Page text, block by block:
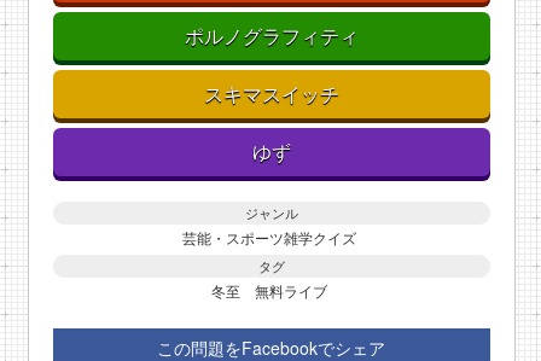
ポルノグラフィティ
スキマスイッチ
ゆず
ジャンル
芸能・スポーツ雑学クイズ
タグ
冬至 無料ライブ
この問題をFacebookでシェア